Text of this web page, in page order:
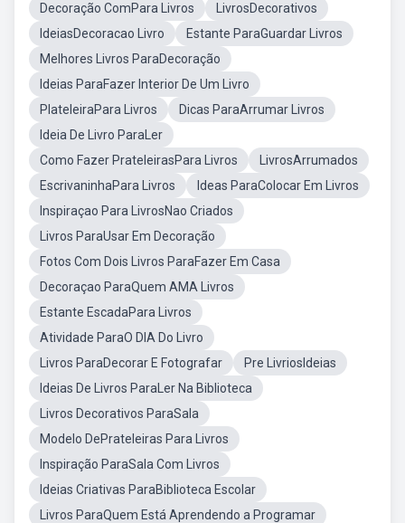
Decoração ComPara Livros
LivrosDecorativos
IdeiasDecoracao Livro
Estante ParaGuardar Livros
Melhores Livros ParaDecoração
Ideias ParaFazer Interior De Um Livro
PlateleiraPara Livros
Dicas ParaArrumar Livros
Ideia De Livro ParaLer
Como Fazer PrateleirasPara Livros
LivrosArrumados
EscrivaninhaPara Livros
Ideas ParaColocar Em Livros
Inspiraçao Para LivrosNao Criados
Livros ParaUsar Em Decoração
Fotos Com Dois Livros ParaFazer Em Casa
Decoraçao ParaQuem AMA Livros
Estante EscadaPara Livros
Atividade ParaO DIA Do Livro
Livros ParaDecorar E Fotografar
Pre LivriosIdeias
Ideias De Livros ParaLer Na Biblioteca
Livros Decorativos ParaSala
Modelo DePrateleiras Para Livros
Inspiração ParaSala Com Livros
Ideias Criativas ParaBiblioteca Escolar
Livros ParaQuem Está Aprendendo a Programar